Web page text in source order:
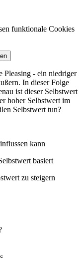
funktionale Cookies
Pleasing - ein niedriger
In dieser Folge
ist dieser Selbstwert
hoher Selbstwert im
Selbstwert tun?
kann
basiert
zu steigern